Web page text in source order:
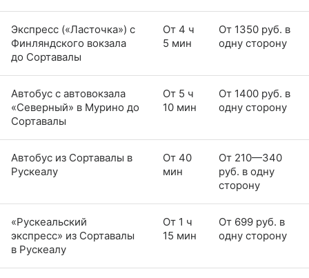
Экспресс («Ласточка») с
Финляндского вокзала
до Сортавалы
От 4 ч
5 мин
От 1350 руб. в
одну сторону
Автобус с автовокзала
«Северный» в Мурино до
Сортавалы
От 5 ч
10 мин
От 1400 руб. в
одну сторону
Автобус из Сортавалы в
Рускеалу
От 40
мин
От 210—340
руб. в одну
сторону
«Рускеальский
экспресс» из Сортавалы
в Рускеалу
От 1 ч
15 мин
От 699 руб. в
одну сторону